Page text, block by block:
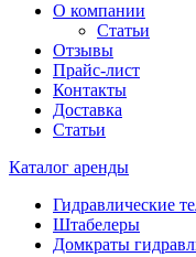
О компании
Статьи
Отзывы
Прайс-лист
Контакты
Доставка
Статьи
Каталог аренды
Гидравлические
Штабелеры
Домкраты